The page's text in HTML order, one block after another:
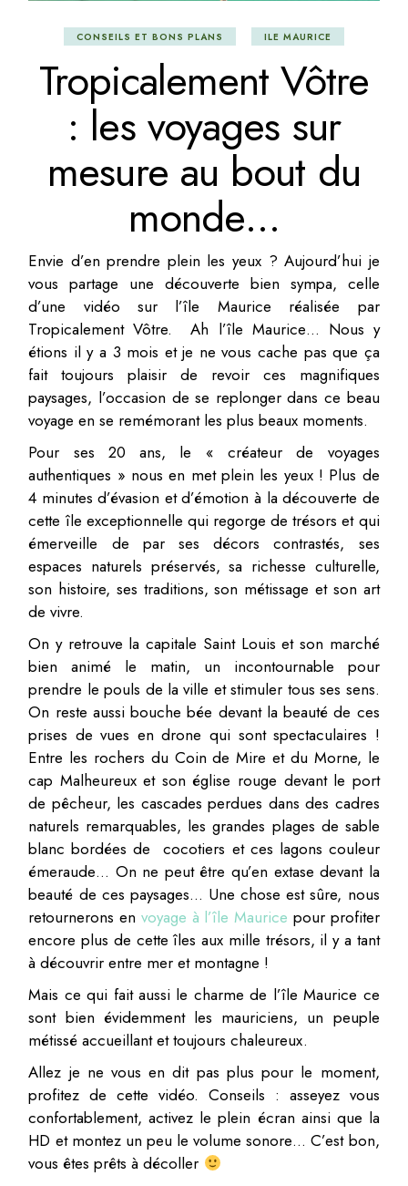
CONSEILS ET BONS PLANS ILE MAURICE
Tropicalement Vôtre
: les voyages sur
mesure au bout du
monde…
Envie d’en prendre plein les yeux ? Aujourd’hui je
vous partage une découverte bien sympa, celle
d’une vidéo sur l’île Maurice réalisée par
Tropicalement Vôtre. Ah l’île Maurice… Nous y
étions il y a 3 mois et je ne vous cache pas que ça
fait toujours plaisir de revoir ces magnifiques
paysages, l’occasion de se replonger dans ce beau
voyage en se remémorant les plus beaux moments.
Pour ses 20 ans, le « créateur de voyages
authentiques » nous en met plein les yeux ! Plus de
4 minutes d’évasion et d’émotion à la découverte de
cette île exceptionnelle qui regorge de trésors et qui
émerveille de par ses décors contrastés, ses
espaces naturels préservés, sa richesse culturelle,
son histoire, ses traditions, son métissage et son art
de vivre.
On y retrouve la capitale Saint Louis et son marché
bien animé le matin, un incontournable pour
prendre le pouls de la ville et stimuler tous ses sens.
On reste aussi bouche bée devant la beauté de ces
prises de vues en drone qui sont spectaculaires !
Entre les rochers du Coin de Mire et du Morne, le
cap Malheureux et son église rouge devant le port
de pêcheur, les cascades perdues dans des cadres
naturels remarquables, les grandes plages de sable
blanc bordées de cocotiers et ces lagons couleur
émeraude… On ne peut être qu’en extase devant la
beauté de ces paysages… Une chose est sûre, nous
retournerons en voyage à l’île Maurice pour profiter
encore plus de cette îles aux mille trésors, il y a tant
à découvrir entre mer et montagne !
Mais ce qui fait aussi le charme de l’île Maurice ce
sont bien évidemment les mauriciens, un peuple
métissé accueillant et toujours chaleureux.
Allez je ne vous en dit pas plus pour le moment,
profitez de cette vidéo. Conseils : asseyez vous
confortablement, activez le plein écran ainsi que la
HD et montez un peu le volume sonore… C’est bon,
vous êtes prêts à décoller